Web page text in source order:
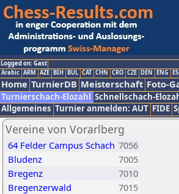
Logged on: Gast
Arabic ARM AZE BIH BUL CAT CHN CRO CZE DEN ENG
Home TurnierDB Meisterschaft Foto-
Turnierschach-Elozahl Schnellschach-
Allgemeines Turnier anmelden: AUT FIDE
Vereine von Vorarlberg
64 Felder Campus Schach 7056
Bludenz
7005
Bregenz
7010
Bregenzerwald
7015